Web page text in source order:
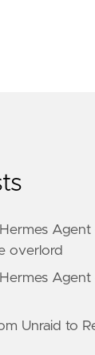
overlord
Unraid to